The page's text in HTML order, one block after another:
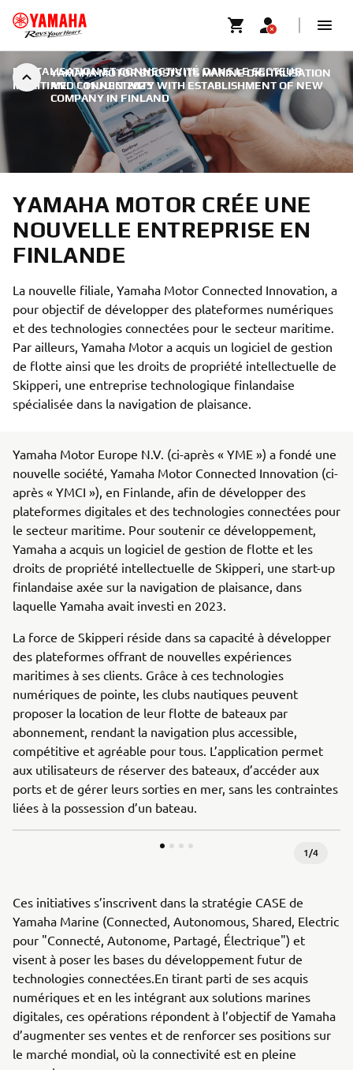
YAMAHA MOTOR BOOSTS ITS MARINE DIGITALISATION
AND CONNECTIVITY WITH ESTABLISHMENT OF NEW
COMPANY IN FINLAND
DIGITALISATION ET CONNECTIVITÉ DANS LE SECTEUR
MARITIME | 11 JUIN 2025
YAMAHA MOTOR CRÉE UNE
NOUVELLE ENTREPRISE EN
FINLANDE
La nouvelle filiale, Yamaha Motor Connected Innovation, a
pour objectif de développer des plateformes numériques
et des technologies connectées pour le secteur maritime.
Par ailleurs, Yamaha Motor a acquis un logiciel de gestion
de flotte ainsi que les droits de propriété intellectuelle de
Skipperi, une entreprise technologique finlandaise
spécialisée dans la navigation de plaisance.
Yamaha Motor Europe N.V. (ci-après « YME ») a fondé une
nouvelle société, Yamaha Motor Connected Innovation (ci-
après « YMCI »), en Finlande, afin de développer des
plateformes digitales et des technologies connectées pour
le secteur maritime. Pour soutenir ce développement,
Yamaha a acquis un logiciel de gestion de flotte et les
droits de propriété intellectuelle de Skipperi, une start-up
finlandaise axée sur la navigation de plaisance, dans
laquelle Yamaha avait investi en 2023.
La force de Skipperi réside dans sa capacité à développer
des plateformes offrant de nouvelles expériences
maritimes à ses clients. Grâce à ces technologies
numériques de pointe, les clubs nautiques peuvent
proposer la location de leur flotte de bateaux par
abonnement, rendant la navigation plus accessible,
compétitive et agréable pour tous. L’application permet
aux utilisateurs de réserver des bateaux, d’accéder aux
ports et de gérer leurs sorties en mer, sans les contraintes
liées à la possession d’un bateau.
1/4
Ces initiatives s’inscrivent dans la stratégie CASE de
Yamaha Marine (Connected, Autonomous, Shared, Electric
pour "Connecté, Autonome, Partagé, Électrique") et
visent à poser les bases du développement futur de
technologies connectées.En tirant parti de ses acquis
numériques et en les intégrant aux solutions marines
digitales, ces opérations répondent à l’objectif de Yamaha
d’augmenter ses ventes et de renforcer ses positions sur
le marché mondial, où la connectivité est en pleine